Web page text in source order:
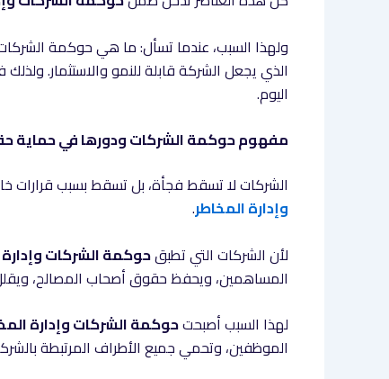
ولهذا السبب، عندما تسأل: ما هي حوكمة
الذي يجعل الشركة قابلة للنمو والاستثمار. ولذلك
اليوم.
مفهوم حوكمة الشركات ودورها في حماية
الشركات لا تسقط فجأة، بل تسقط بسبب قرارات
وإدارة المخاطر.
لأن الشركات التي تطبقحوكمة الشركات وإدارة
المساهمين، ويحفظ حقوق أصحاب المصالح،
لهذا السبب أصبحتحوكمة الشركات وإدارة
الموظفين، وتحمي جميع الأطراف المرتبطة